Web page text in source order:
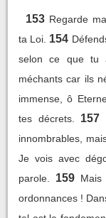
153 Regarde
ta Loi. 154
selon ce que tu
méchants car ils
immense, ô
tes décrets.
157
innombrables,
Je vois avec
parole.
159
ordonnances !